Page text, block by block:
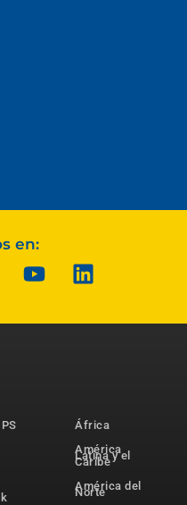
en:
África
América
Latina y el
Caribe
América del
Norte